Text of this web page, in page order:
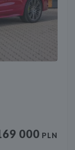
000 PLN